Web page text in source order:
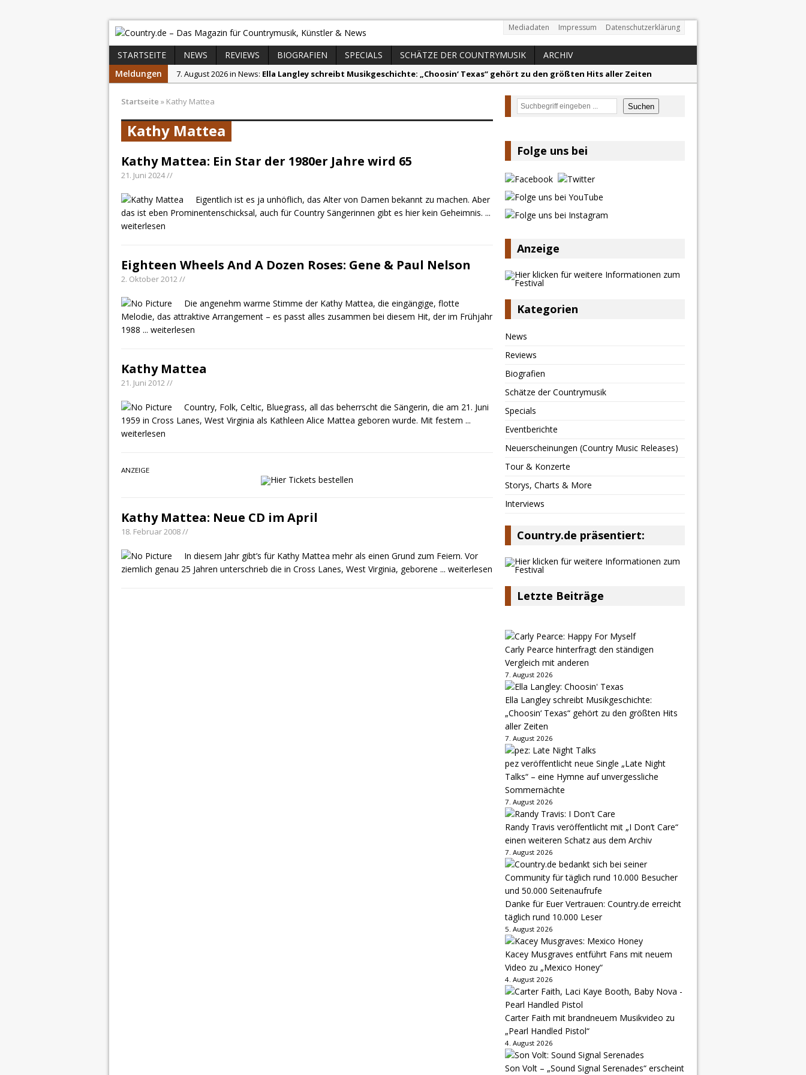
Mediadaten Impressum Datenschutzerklärung
STARTSEITE NEWS REVIEWS BIOGRAFIEN SPECIALS SCHÄTZE DER COUNTRYMUSIK
ARCHIV
Meldungen
7. August 2026 in News: Ella Langley schreibt Musikgeschichte: „Choosin‘ Texas“ gehört zu den größten Hits aller Zeiten
7. August 2026 in News:
Randy Travis veröffentlicht mit „I Don’t Care“ einen weiteren Schatz aus dem Archiv
5. August 2026 in News:
Kacey Musgraves entführt Fans mit neuem Video zu „Mexico Honey“
7. August 2026 in News: Carly Pearce hinterfragt den ständigen Vergleich mit anderen
Startseite » Kathy Mattea
Kathy Mattea
Kathy Mattea: Ein Star der 1980er Jahre wird 65
21. Juni 2024 //
Eigentlich ist es ja unhöflich, das Alter von Damen bekannt zu machen. Aber
das ist eben Prominentenschicksal, auch für Country Sängerinnen gibt es hier kein Geheimnis. ...
weiterlesen
Eighteen Wheels And A Dozen Roses: Gene & Paul Nelson
2. Oktober 2012 //
Die angenehm warme Stimme der Kathy Mattea, die eingängige, flotte
Melodie, das attraktive Arrangement – es passt alles zusammen bei diesem Hit, der im Frühjahr
1988 ... weiterlesen
Kathy Mattea
21. Juni 2012 //
Country, Folk, Celtic, Bluegrass, all das beherrscht die Sängerin, die am 21. Juni
1959 in Cross Lanes, West Virginia als Kathleen Alice Mattea geboren wurde. Mit festem ...
weiterlesen
ANZEIGE
Kathy Mattea: Neue CD im April
18. Februar 2008 //
In diesem Jahr gibt’s für Kathy Mattea mehr als einen Grund zum Feiern. Vor
ziemlich genau 25 Jahren unterschrieb die in Cross Lanes, West Virginia, geborene ... weiterlesen
Suchen Suchen
Folge uns bei
Anzeige
Kategorien
News
Reviews
Biografien
Schätze der Countrymusik
Specials
Eventberichte
Neuerscheinungen (Country Music Releases)
Tour & Konzerte
Storys, Charts & More
Interviews
Country.de präsentiert:
Letzte Beiträge
Carly Pearce hinterfragt den ständigen
Vergleich mit anderen
7. August 2026
Ella Langley schreibt Musikgeschichte:
„Choosin‘ Texas“ gehört zu den größten Hits
aller Zeiten
7. August 2026
pez veröffentlicht neue Single „Late Night
Talks“ – eine Hymne auf unvergessliche
Sommernächte
7. August 2026
Randy Travis veröffentlicht mit „I Don’t Care“
einen weiteren Schatz aus dem Archiv
7. August 2026
Danke für Euer Vertrauen: Country.de erreicht
täglich rund 10.000 Leser
5. August 2026
Kacey Musgraves entführt Fans mit neuem
Video zu „Mexico Honey“
4. August 2026
Carter Faith mit brandneuem Musikvideo zu
„Pearl Handled Pistol“
4. August 2026
Son Volt – „Sound Signal Serenades“ erscheint